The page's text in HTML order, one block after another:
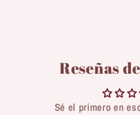
Reseñas
Sé el primero en